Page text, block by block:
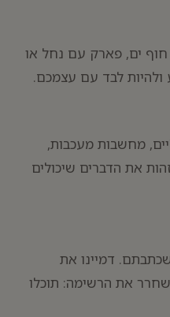
חוף ים, פארק עם נחל או
ולהיות לבד עם עצמכם.
מחשבות מעכבות,
את הדברים שיכולים
דמיינו את
את הרשימה: תוכלו